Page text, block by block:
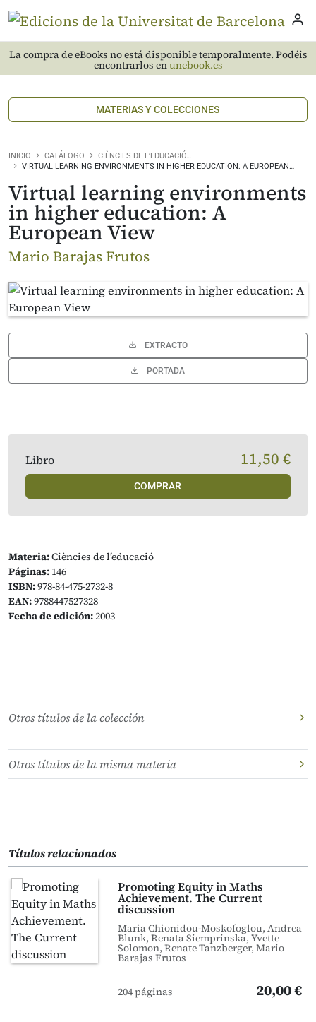
La compra de eBooks no está disponible temporalmente. Podéis
encontrarlos enunebook.es
MATERIAS Y COLECCIONES
INICIO CATÁLOGO
CIÈNCIES DE L’EDUCACIÓ…
VIRTUAL LEARNING ENVIRONMENTS IN HIGHER EDUCATION: A EUROPEAN…
Virtual learning environments
in higher education: A
European View
Mario Barajas Frutos
EXTRACTO
PORTADA
Materia:Ciències de l’educació
Páginas: 146
ISBN:978-84-475-2732-8
EAN:9788447527328
Fecha de edición:2003
Libro 11,50 €
COMPRAR
Otros títulos de la colección
Otros títulos de la misma materia
Títulos relacionados
Promoting Equity in Maths
Achievement. The Current
discussion
Maria Chionidou-Moskofoglou, Andrea
Blunk, Renata Siemprinska, Yvette
Solomon, Renate Tanzberger, Mario
Barajas Frutos
204 páginas 20,00 €